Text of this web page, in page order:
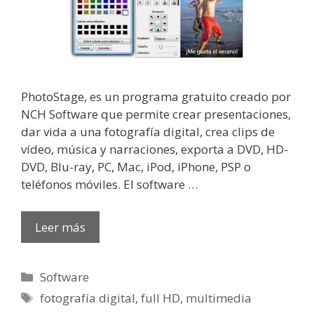
PhotoStage, es un programa gratuito creado por
NCH Software que permite crear presentaciones,
dar vida a una fotografía digital, crea clips de
vídeo, música y narraciones, exporta a DVD, HD-
DVD, Blu-ray, PC, Mac, iPod, iPhone, PSP o
teléfonos móviles. El software …
Leer más
Categorías
Software
Etiquetas
fotografía digital,full HD, multimedia